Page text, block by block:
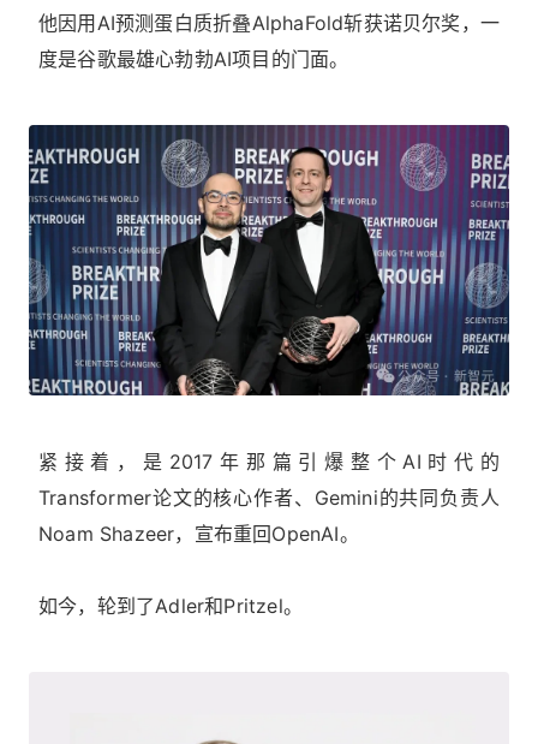
他因用AI预测蛋白质折叠AlphaFold斩获诺贝尔奖，一
度是谷歌最雄心勃勃AI项目的门面。
紧接着，是2017年那篇引爆整个AI时代的
Transformer论文的核心作者、Gemini的共同负责人
Noam Shazeer，宣布重回OpenAI。
如今，轮到了Adler和Pritzel。